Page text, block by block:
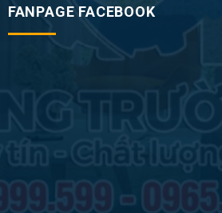
FANPAGE FACEBOOK